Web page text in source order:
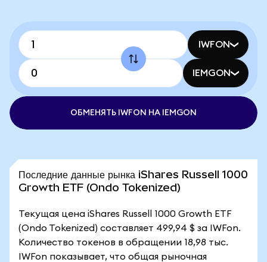
IWFON
IEMGON
ОБМЕНЯТЬ IWFON НА IEMGON
Последние данные рынка iShares Russell 1000
Growth ETF (Ondo Tokenized)
Текущая цена iShares Russell 1000 Growth ETF
(Ondo Tokenized) составляет 499,94 $ за IWFon.
Количество токенов в обращении 18,98 тыс.
IWFon показывает, что общая рыночная